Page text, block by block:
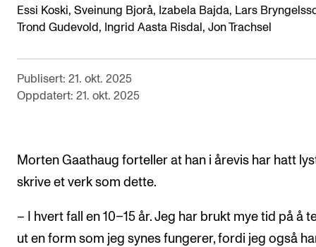
AKTUELT
Arrangementer og konserter
Nyheter og historier
Ledige stillinger
Om Norges musikkhøgskole
Kontakt oss
Finn ansatte
For ansatte og studenter
Essi Koski, Sveinung Bjorå, Izabela Bajda, Lars
Trond Gudevold, Ingrid Aasta Risdal, Jon Trachsel
Publisert: 21. okt. 2025
Oppdatert: 21. okt. 2025
Morten Gaathaug forteller at han i årevis har hatt
skrive et verk som dette.
– I hvert fall en 10–15 år. Jeg har brukt mye tid på å
ut en form som jeg synes fungerer, fordi jeg også